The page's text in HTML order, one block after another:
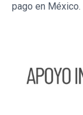
pago en México.